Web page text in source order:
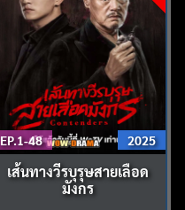
EP.1-48 2025
เส้นทางวีรบุรุษสายเลือด
มังกร